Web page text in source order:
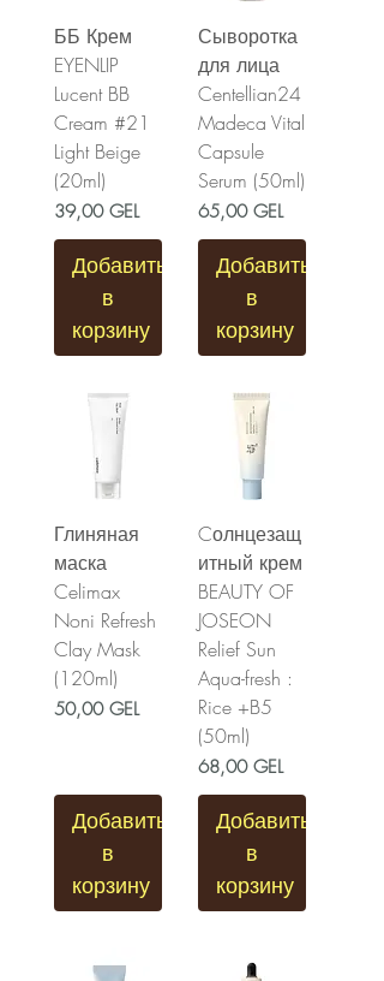
ББ Крем
EYENLIP
Lucent BB
Cream #21
Light Beige
(20ml)
Цена
39,00 GEL
Добавить
в
корзину
Сыворотка
для лица
Centellian24
Madeca Vital
Capsule
Serum (50ml)
Цена
65,00 GEL
Добавить
в
корзину
Глиняная
маска
Celimax
Noni Refresh
Clay Mask
(120ml)
Цена
50,00 GEL
Добавить
в
корзину
Cолнцезащ
итный крем
BEAUTY OF
JOSEON
Relief Sun
Aqua-fresh :
Rice +B5
(50ml)
Цена
68,00 GEL
Добавить
в
корзину